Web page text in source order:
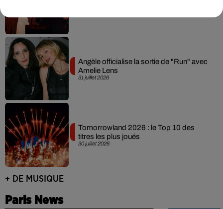
31 juillet 2026
Angèle officialise la sortie de "Run" avec
Amelie Lens
30 juillet 2026
Tomorrowland 2026 : le Top 10 des
titres les plus joués
+ DE MUSIQUE
Paris News